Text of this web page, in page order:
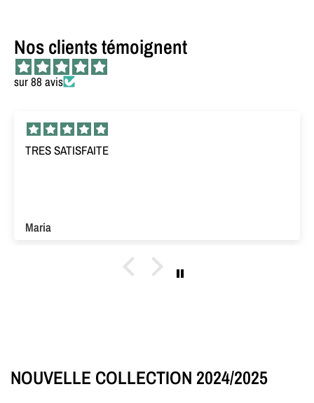
Nos clients témoignent
sur 88 avis
TRES SATISFAITE
Maria
NOUVELLE COLLECTION 2024/2025